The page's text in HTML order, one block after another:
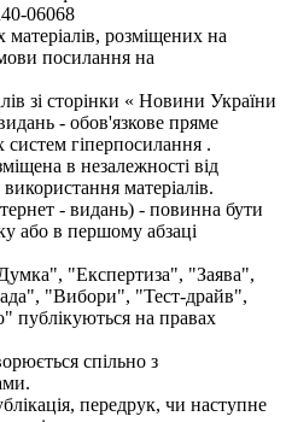
06068
розміщених на
посилання на
зі сторінки « Новини України
- обов'язкове пряме
гіперпосилання .
в незалежності від
матеріалів.
- видань) - повинна бути
або в першому абзаці
"Експертиза", "Заява",
"Вибори", "Тест-драйв",
на правах
спільно з
передрук, чи наступне